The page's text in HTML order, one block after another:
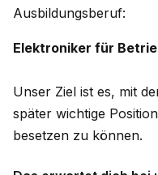
Ausbildungsberuf:
Elektroniker für
Unser Ziel ist es, mit
später wichtige
besetzen zu können.